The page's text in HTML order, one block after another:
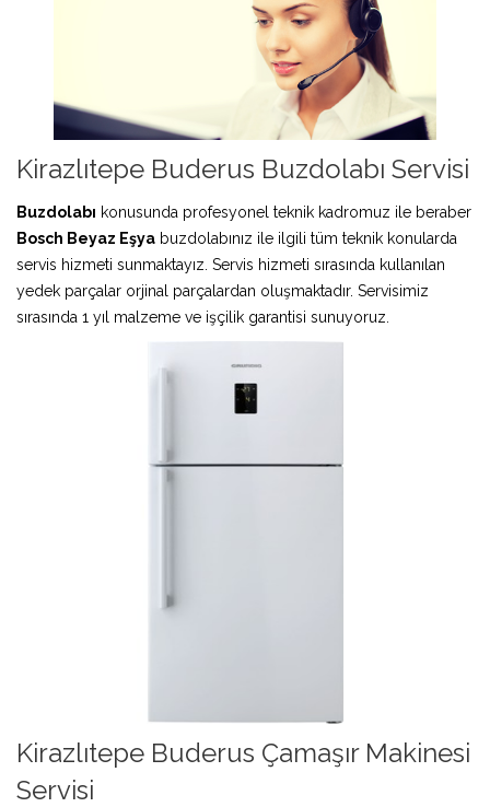
Kirazlıtepe Buderus Buzdolabı Servisi
Buzdolabı konusunda profesyonel teknik kadromuz ile beraber
Bosch Beyaz Eşya buzdolabınız ile ilgili tüm teknik konularda
servis hizmeti sunmaktayız. Servis hizmeti sırasında kullanılan
yedek parçalar orjinal parçalardan oluşmaktadır. Servisimiz
sırasında 1 yıl malzeme ve işçilik garantisi sunuyoruz.
Kirazlıtepe Buderus Çamaşır Makinesi
Servisi